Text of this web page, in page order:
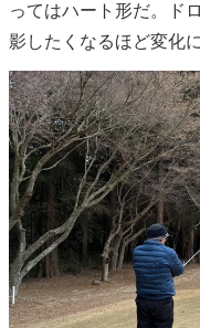
ってはハート形だ。ド
影したくなるほど変化